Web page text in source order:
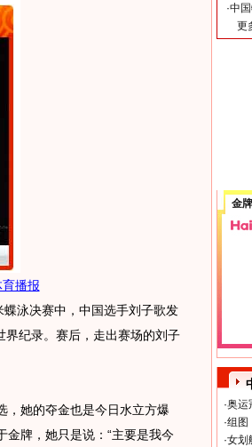
播报
泳决赛中，中国选手刘子歌发
纪录。赛后，走出赛场的刘子
她的夺金也是今日水立方爆
牌，她只是说：“主要是我今
·中
更
金
·奥运
·组图
·女划